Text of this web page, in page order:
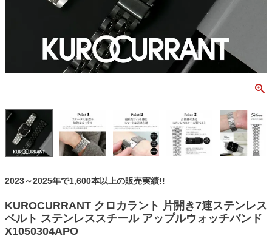
2023～2025年で1,600本以上の販売実績!!
KUROCURRANT クロカラント 片開き7連ステンレス
ベルト ステンレススチール アップルウォッチバンド
X1050304APO